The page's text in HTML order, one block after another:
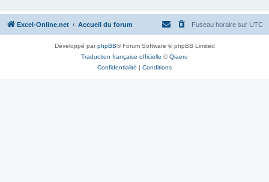
Excel-Online.net Accueil du forum Fuseau horaire sur UTC
Développé parphpBB® Forum Software © phpBB Limited
Traduction française officielle ©Qiaeru
Confidentialité | Conditions